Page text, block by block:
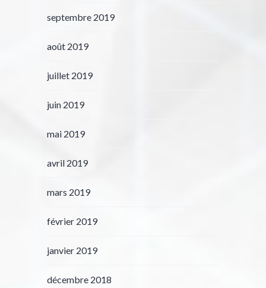
septembre 2019
août 2019
juillet 2019
juin 2019
mai 2019
avril 2019
mars 2019
février 2019
janvier 2019
décembre 2018